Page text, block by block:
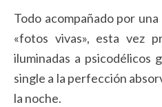
Todo acompañado por
«fotos vivas», esta vez
iluminadas a psicodélicos
single a la perfección
la noche.